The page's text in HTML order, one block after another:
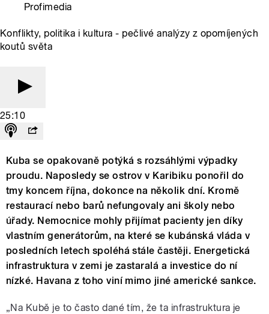
Profimedia
Konflikty, politika i kultura - pečlivé analýzy z opomíjených
koutů světa
25:10
Kuba se opakovaně potýká s rozsáhlými výpadky
proudu. Naposledy se ostrov v Karibiku ponořil do
tmy koncem října, dokonce na několik dní. Kromě
restaurací nebo barů nefungovaly ani školy nebo
úřady. Nemocnice mohly přijímat pacienty jen díky
vlastním generátorům, na které se kubánská vláda v
posledních letech spoléhá stále častěji. Energetická
infrastruktura v zemi je zastaralá a investice do ní
nízké. Havana z toho viní mimo jiné americké sankce.
„Na Kubě je to často dané tím, že ta infrastruktura je